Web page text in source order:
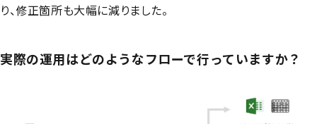
り、修正箇所も大幅に減りました。
実際の運用はどのようなフローで行っていますか？